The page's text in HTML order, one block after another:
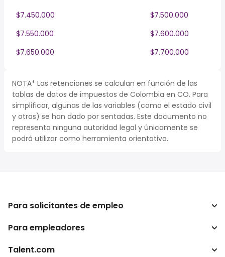
$7.450.000
$7.500.000
$7.550.000
$7.600.000
$7.650.000
$7.700.000
NOTA* Las retenciones se calculan en función de las
tablas de datos de impuestos de Colombia en CO. Para
simplificar, algunas de las variables (como el estado civil
y otras) se han dado por sentadas. Este documento no
representa ninguna autoridad legal y únicamente se
podrá utilizar como herramienta orientativa.
Para solicitantes de empleo
Buscador de trabajo
Para empleadores
Empresa
Talent.com